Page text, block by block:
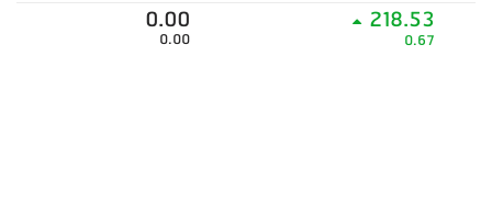
0.00
0.00
218.53
0.67